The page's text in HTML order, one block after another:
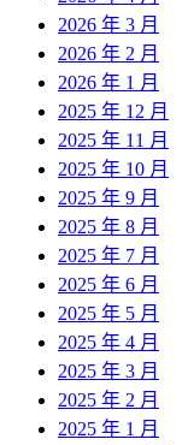
2026 年 3 月
2026 年 2 月
2026 年 1 月
2025 年 12 月
2025 年 11 月
2025 年 10 月
2025 年 9 月
2025 年 8 月
2025 年 7 月
2025 年 6 月
2025 年 5 月
2025 年 4 月
2025 年 3 月
2025 年 2 月
2025 年 1 月